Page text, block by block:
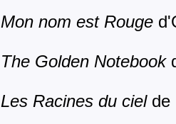
Mon nom est Rouge
The Golden Notebook
Les Racines du cielde